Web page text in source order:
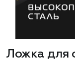
Ложка для